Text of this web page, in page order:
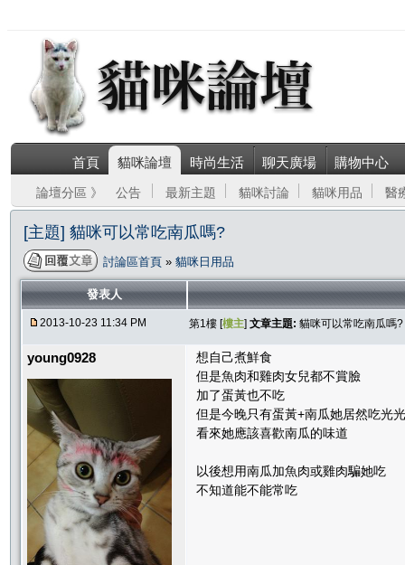
首頁 貓咪論壇 時尚生活 聊天廣場 購物中心
論壇分區 》 公告 最新主題 貓咪討論 貓咪用品 醫
[主題] 貓咪可以常吃南瓜嗎?
討論區首頁 » 貓咪日用品
發表人
2013-10-23 11:34 PM 第1樓 [樓主] 文章主題: 貓咪可以常吃南瓜嗎?
young0928
想自己煮鮮食
但是魚肉和雞肉女兒都不賞臉
加了蛋黃也不吃
但是今晚只有蛋黃+南瓜她居然吃光
看來她應該喜歡南瓜的味道
以後想用南瓜加魚肉或雞肉騙她吃
不知道能不能常吃